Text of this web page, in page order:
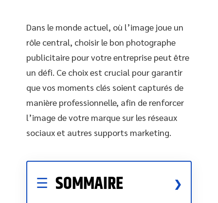
Dans le monde actuel, où l’image joue un
rôle central, choisir le bon photographe
publicitaire pour votre entreprise peut être
un défi. Ce choix est crucial pour garantir
que vos moments clés soient capturés de
manière professionnelle, afin de renforcer
l’image de votre marque sur les réseaux
sociaux et autres supports marketing.
SOMMAIRE